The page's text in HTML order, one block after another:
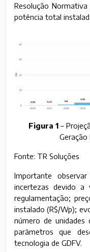
Resolução
potência total
Figura 1 –
Fonte: TR Soluções
Importante
incertezas devido a
regulamentação;
instalado (R$/Wp);
número de unidades
parâmetros que
tecnologia de GDFV.